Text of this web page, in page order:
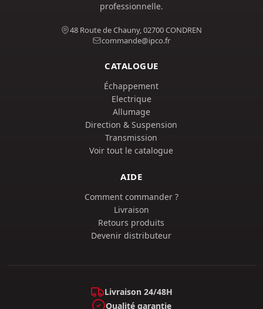
professionnelle.
48 Route de Chauny, 02700 CONDREN
commande@ipco.fr
CATALOGUE
Échappement
Electrique
Allumage
Direction & Suspension
Transmission
Voir tout le catalogue
AIDE
Comment commander ?
Livraison
Retours produits
Devenir distributeur
Livraison 24/48H
Qualité garantie